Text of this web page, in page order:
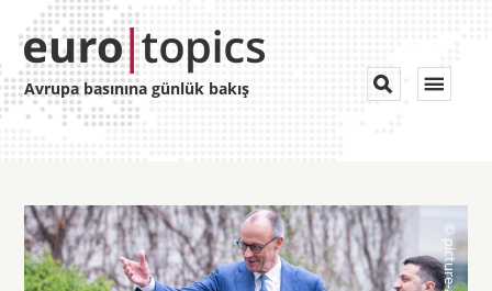
Avrupa basınına günlük bakış Toggle

